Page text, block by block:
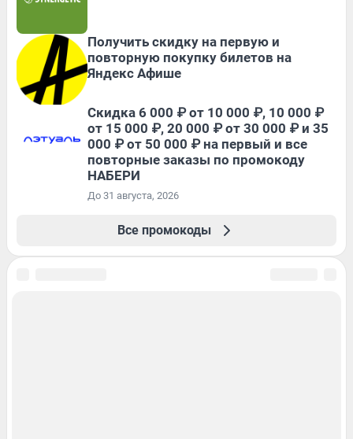
Получить скидку на первую и
повторную покупку билетов на
Яндекс Афише
Скидка 6 000 ₽ от 10 000 ₽, 10 000 ₽
от 15 000 ₽, 20 000 ₽ от 30 000 ₽ и 35
000 ₽ от 50 000 ₽ на первый и все
повторные заказы по промокоду
НАБЕРИ
До 31 августа, 2026
Все промокоды